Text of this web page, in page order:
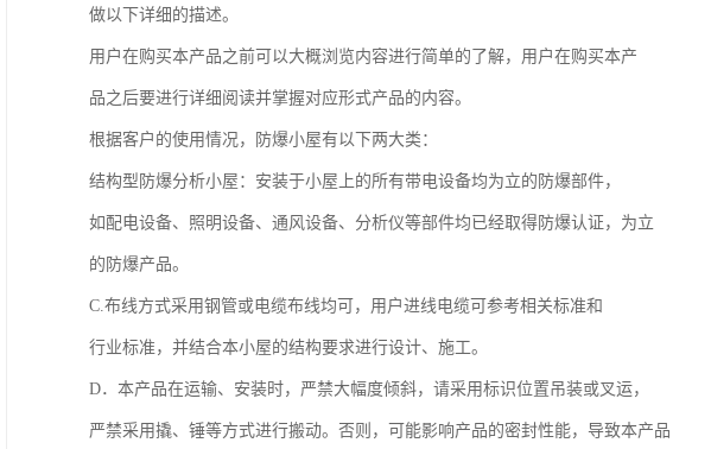
做以下详细的描述。
用户在购买本产品之前可以大概浏览内容进行简单的了解，用户在购买本产
品之后要进行详细阅读并掌握对应形式产品的内容。
根据客户的使用情况，防爆小屋有以下两大类：
结构型防爆分析小屋：安装于小屋上的所有带电设备均为立的防爆部件，
如配电设备、照明设备、通风设备、分析仪等部件均已经取得防爆认证，为立
的防爆产品。
C.布线方式采用钢管或电缆布线均可，用户进线电缆可参考相关标准和
行业标准，并结合本小屋的结构要求进行设计、施工。
D．本产品在运输、安装时，严禁大幅度倾斜，请采用标识位置吊装或叉运，
严禁采用撬、锤等方式进行搬动。否则，可能影响产品的密封性能，导致本产品